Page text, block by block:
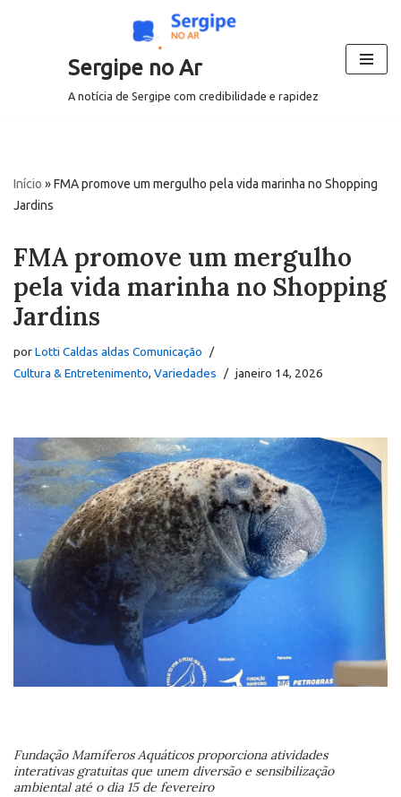
Sergipe no Ar
A notícia de Sergipe com credibilidade e rapidez
Início »FMA promove um mergulho pela vida marinha no Shopping
Jardins
FMA promove um mergulho
pela vida marinha no Shopping
Jardins
porLotti Caldas aldas Comunicação
Cultura & Entretenimento, Variedades janeiro 14, 2026
Fundação Mamíferos Aquáticos proporciona atividades
interativas gratuitas que unem diversão e sensibilização
ambiental até o dia 15 de fevereiro